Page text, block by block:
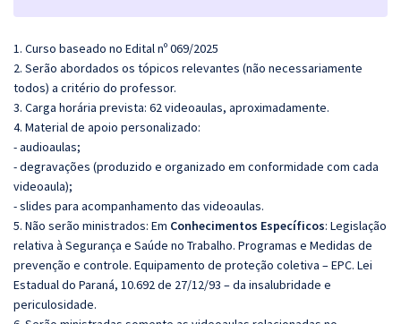
1. Curso baseado no Edital nº 069/2025
2. Serão abordados os tópicos relevantes (não necessariamente
todos) a critério do professor.
3. Carga horária prevista: 62 videoaulas, aproximadamente.
4. Material de apoio personalizado:
- audioaulas;
- degravações (produzido e organizado em conformidade com cada
videoaula);
- slides para acompanhamento das videoaulas.
5. Não serão ministrados: Em Conhecimentos Específicos: Legislação
relativa à Segurança e Saúde no Trabalho. Programas e Medidas de
prevenção e controle. Equipamento de proteção coletiva – EPC. Lei
Estadual do Paraná, 10.692 de 27/12/93 – da insalubridade e
periculosidade.